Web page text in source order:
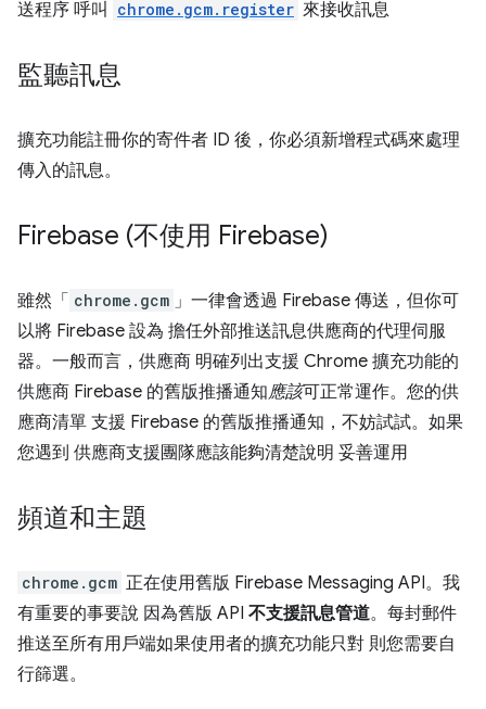
送程序 呼叫
chrome.gcm.register 來接收訊息
監聽訊息
擴充功能註冊你的寄件者 ID 後，你必須新增程式碼來處理
傳入的訊息。
Firebase (不使用 Firebase)
雖然「 chrome.gcm 」一律會透過 Firebase 傳送，但你可
以將 Firebase 設為 擔任外部推送訊息供應商的代理伺服
器。一般而言，供應商 明確列出支援 Chrome 擴充功能的
供應商 Firebase 的舊版推播通知應該可正常運作。您的供
應商清單 支援 Firebase 的舊版推播通知，不妨試試。如果
您遇到 供應商支援團隊應該能夠清楚說明 妥善運用
頻道和主題
chrome.gcm 正在使用舊版 Firebase Messaging API。我
有重要的事要說 因為舊版 API 不支援訊息管道。每封郵件
推送至所有用戶端如果使用者的擴充功能只對 則您需要自
行篩選。